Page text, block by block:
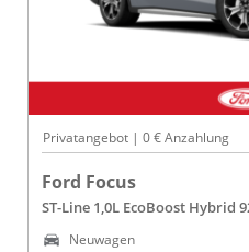
Privatangebot | 0 € Anzahlung
Ford Focus
ST-Line 1,0L EcoBoost Hybrid
Neuwagen